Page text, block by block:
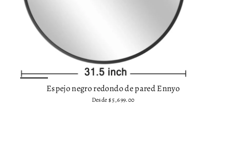
Espejo negro redondo de pared Ennyo
Desde$ 5,699.00